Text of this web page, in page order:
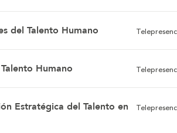
del Talento Humano
Humano
Estratégica del Talento en